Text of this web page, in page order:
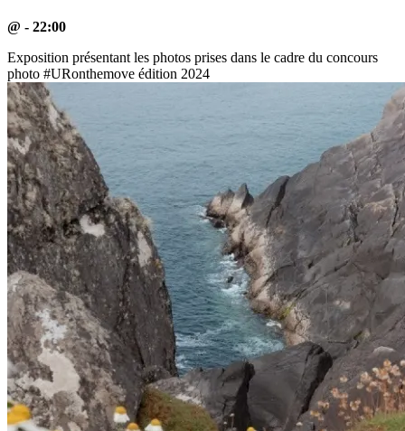
@ - 22:00
Exposition présentant les photos prises dans le cadre du concours
photo #URonthemove édition 2024